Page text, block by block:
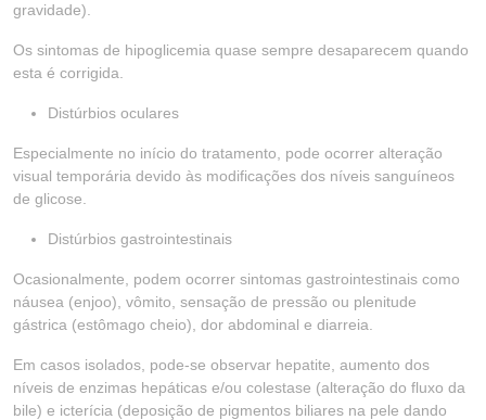
gravidade).
Os sintomas de hipoglicemia quase sempre desaparecem quando
esta é corrigida.
Distúrbios oculares
Especialmente no início do tratamento, pode ocorrer alteração
visual temporária devido às modificações dos níveis sanguíneos
de glicose.
Distúrbios gastrointestinais
Ocasionalmente, podem ocorrer sintomas gastrointestinais como
náusea (enjoo), vômito, sensação de pressão ou plenitude
gástrica (estômago cheio), dor abdominal e diarreia.
Em casos isolados, pode-se observar hepatite, aumento dos
níveis de enzimas hepáticas e/ou colestase (alteração do fluxo da
bile) e icterícia (deposição de pigmentos biliares na pele dando